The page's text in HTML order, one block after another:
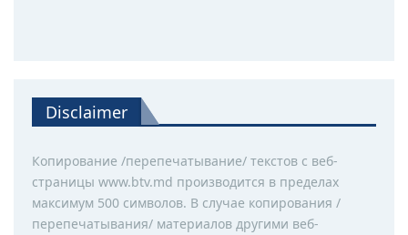
Disclaimer
Копирование /перепечатывание/ текстов с веб-
страницы www.btv.md производится в пределах
максимум 500 символов. В случае копирования /
перепечатывания/ материалов другими веб-